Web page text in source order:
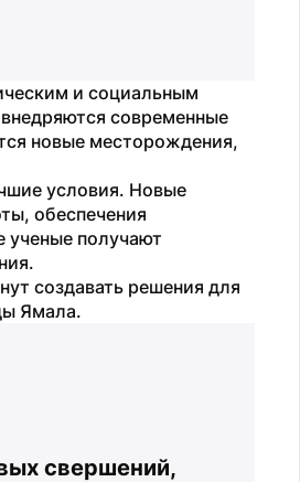
и социальным
современные
новые месторождения,
условия. Новые
обеспечения
ученые получают
создавать решения для
Ямала.
свершений,